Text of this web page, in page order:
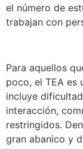
el número de
trabajan con
Para aquellos
poco, el TEA es
incluye
interacción,
restringidos.
gran abanico y